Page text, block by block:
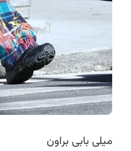
میلی بابی براون